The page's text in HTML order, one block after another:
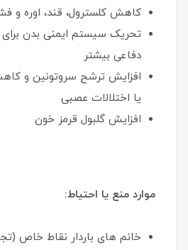
کاهش کلسترول، قند، اوره و
تحریک سیستم ایمنی بدن برای
دفاعی بیشتر
افزایش ترشح سروتونین و
یا اختلالات عصبی
افزایش گلبول قرمز خون
موارد منع یا احتیاط:
خانم های باردار نقاط خاص